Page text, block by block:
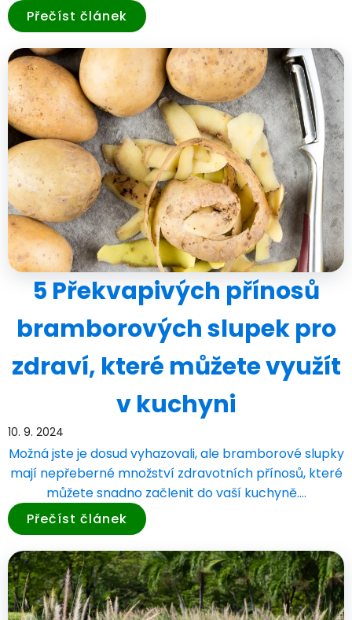
Přečíst článek
5 Překvapivých přínosů
bramborových slupek pro
zdraví, které můžete využít
v kuchyni
10. 9. 2024
Možná jste je dosud vyhazovali, ale bramborové slupky
mají nepřeberné množství zdravotních přínosů, které
můžete snadno začlenit do vaší kuchyně.…
Přečíst článek